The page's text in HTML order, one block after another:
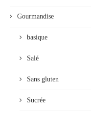
Gourmandise
basique
Salé
Sans gluten
Sucrée